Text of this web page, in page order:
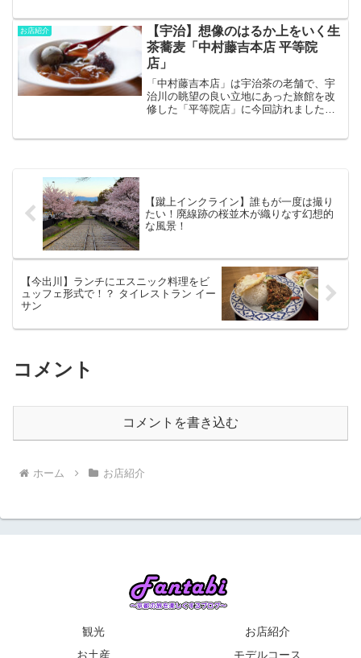
い！！
お店紹介
【宇治】想像のはるか上をいく生
茶蕎麦「中村藤吉本店 平等院
店」
「中村藤吉本店」は宇治茶の老舗で、宇
治川の眺望の良い立地にあった旅館を改
修した「平等院店」に今回訪れました。
【蹴上インクライン】誰もが一度は撮り
たい！廃線跡の桜並木が織りなす幻想的
な風景！
【今出川】ランチにエスニック料理をビ
ュッフェ形式で！？ タイレストラン イー
サン
コメント
コメントを書き込む
ホーム お店紹介
観光
お店紹介
お土産
モデルコース